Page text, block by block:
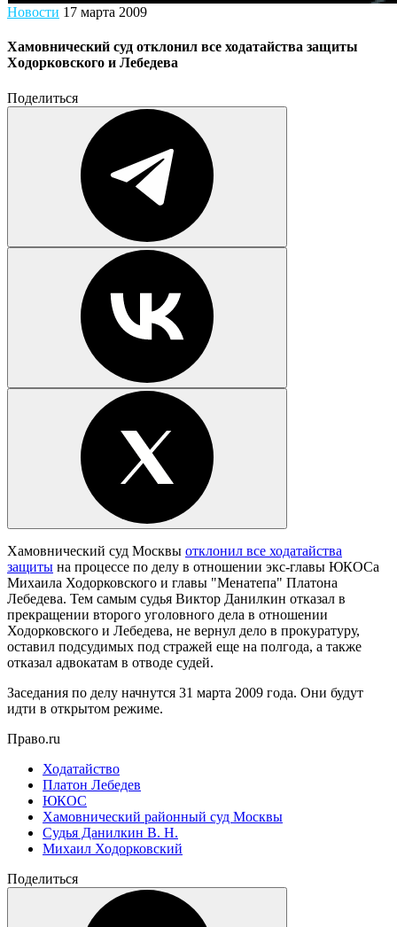
Новости 17 марта 2009
Хамовнический суд отклонил все ходатайства защиты
Ходорковского и Лебедева
Поделиться
Хамовнический суд Москвы отклонил все ходатайства
защиты на процессе по делу в отношении экс-главы ЮКОСа
Михаила Ходорковского и главы "Менатепа" Платона
Лебедева. Тем самым судья Виктор Данилкин отказал в
прекращении второго уголовного дела в отношении
Ходорковского и Лебедева, не вернул дело в прокуратуру,
оставил подсудимых под стражей еще на полгода, а также
отказал адвокатам в отводе судей.
Заседания по делу начнутся 31 марта 2009 года. Они будут
идти в открытом режиме.
Право.ru
Ходатайство
Платон Лебедев
ЮКОС
Хамовнический районный суд Москвы
Судья Данилкин В. Н.
Михаил Ходорковский
Поделиться